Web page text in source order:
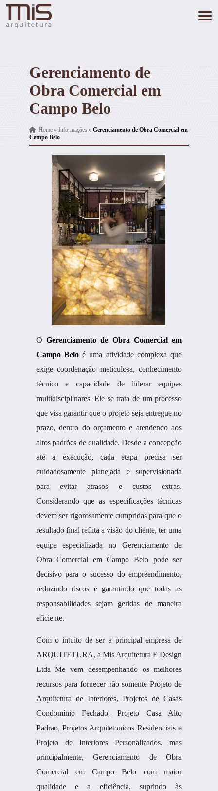
Gerenciamento de
Obra Comercial em
Campo Belo
Home» Informações » Gerenciamento de Obra Comercial em
Campo Belo
OGerenciamento de Obra Comercial em
Campo Belo é uma atividade complexa que
exige coordenação meticulosa, conhecimento
técnico e capacidade de liderar equipes
multidisciplinares. Ele se trata de um processo
que visa garantir que o projeto seja entregue no
prazo, dentro do orçamento e atendendo aos
altos padrões de qualidade. Desde a concepção
até a execução, cada etapa precisa ser
cuidadosamente planejada e supervisionada
para evitar atrasos e custos extras.
Considerando que as especificações técnicas
devem ser rigorosamente cumpridas para que o
resultado final reflita a visão do cliente, ter uma
equipe especializada no Gerenciamento de
Obra Comercial em Campo Belo pode ser
decisivo para o sucesso do empreendimento,
reduzindo riscos e garantindo que todas as
responsabilidades sejam geridas de maneira
eficiente.
Com o intuito de ser a principal empresa de
ARQUITETURA, a Mis Arquitetura E Design
Ltda Me vem desempenhando os melhores
recursos para fornecer não somente Projeto de
Arquitetura de Interiores, Projetos de Casas
Condomínio Fechado, Projeto Casa Alto
Padrao, Projetos Arquitetonicos Residenciais e
Projeto de Interiores Personalizados, mas
principalmente, Gerenciamento de Obra
Comercial em Campo Belo com maior
qualidade e a eficiência, suprindo às